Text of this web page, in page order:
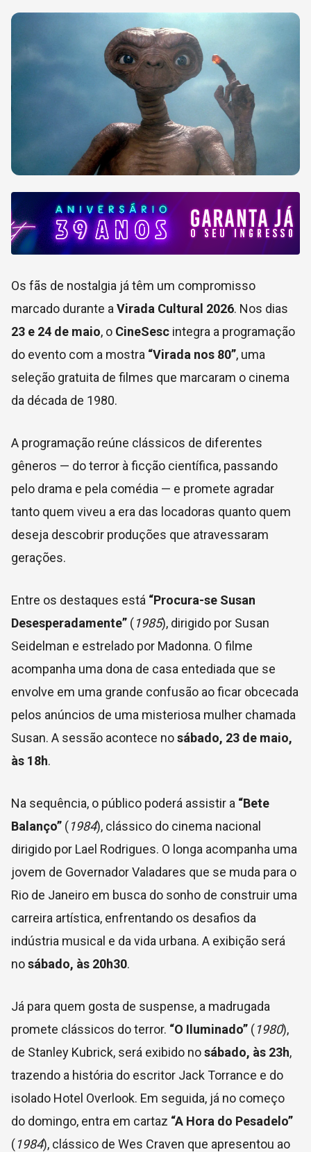
Os fãs de nostalgia já têm um compromisso
marcado durante a Virada Cultural 2026. Nos dias
23 e 24 de maio, o CineSesc integra a programação
do evento com a mostra “Virada nos 80”, uma
seleção gratuita de filmes que marcaram o cinema
da década de 1980.
A programação reúne clássicos de diferentes
gêneros — do terror à ficção científica, passando
pelo drama e pela comédia — e promete agradar
tanto quem viveu a era das locadoras quanto quem
deseja descobrir produções que atravessaram
gerações.
Entre os destaques está “Procura-se Susan
Desesperadamente” (1985), dirigido por Susan
Seidelman e estrelado por Madonna. O filme
acompanha uma dona de casa entediada que se
envolve em uma grande confusão ao ficar obcecada
pelos anúncios de uma misteriosa mulher chamada
Susan. A sessão acontece nosábado, 23 de maio,
às 18h.
Na sequência, o público poderá assistir a “Bete
Balanço” (1984), clássico do cinema nacional
dirigido por Lael Rodrigues. O longa acompanha uma
jovem de Governador Valadares que se muda para o
Rio de Janeiro em busca do sonho de construir uma
carreira artística, enfrentando os desafios da
indústria musical e da vida urbana. A exibição será
nosábado, às 20h30.
Já para quem gosta de suspense, a madrugada
promete clássicos do terror. “O Iluminado” (1980),
de Stanley Kubrick, será exibido nosábado, às 23h,
trazendo a história do escritor Jack Torrance e do
isolado Hotel Overlook. Em seguida, já no começo
do domingo, entra em cartaz “A Hora do Pesadelo”
(1984), clássico de Wes Craven que apresentou ao